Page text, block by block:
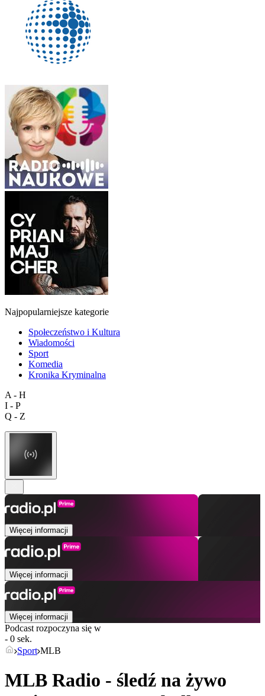
Najpopularniejsze kategorie
Społeczeństwo i Kultura
Wiadomości
Sport
Komedia
Kronika Kryminalna
A - H
I - P
Q - Z
Więcej informacji
Więcej informacji
Więcej informacji
Podcast rozpoczyna się w
- 0 sek.
Sport MLB
MLB Radio - śledź na żywo